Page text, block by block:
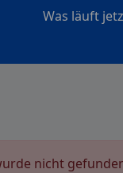
Was läuft
nicht